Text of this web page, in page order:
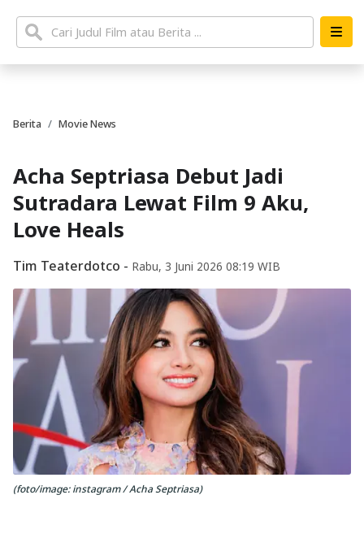
Berita Movie News
Acha Septriasa Debut Jadi
Sutradara Lewat Film 9 Aku,
Love Heals
Tim Teaterdotco - Rabu, 3 Juni 2026 08:19 WIB
(foto/image: instagram / Acha Septriasa)